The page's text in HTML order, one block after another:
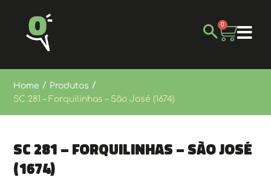
0
Home / Produtos /
SC 281 – Forquilinhas – São José (1674)
SC 281 – Forquilinhas – São José
(1674)